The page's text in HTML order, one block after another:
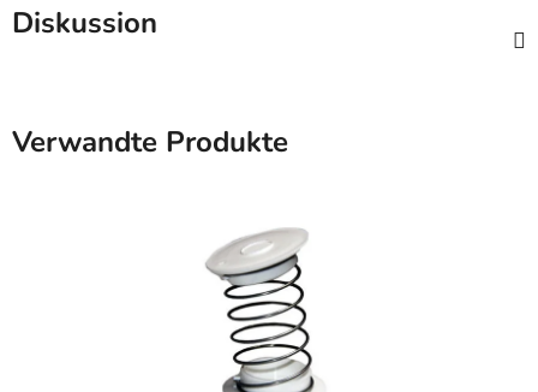
Diskussion
Verwandte Produkte